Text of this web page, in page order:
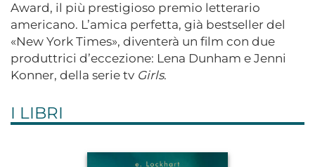
Award, il più prestigioso premio letterario
americano. L’amica perfetta, già bestseller del
«New York Times», diventerà un film con due
produttrici d’eccezione: Lena Dunham e Jenni
Konner, della serie tv Girls.
I LIBRI